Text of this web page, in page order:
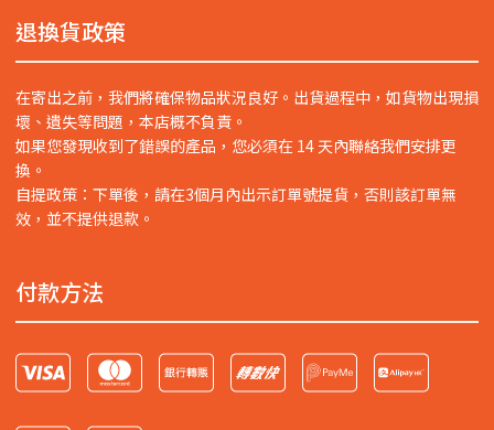
退換貨政策
在寄出之前，我們將確保物品狀況良好。出貨過程中，如貨物出現損
壞、遺失等問題，本店概不負責。
如果您發現收到了錯誤的產品，您必須在 14 天內聯絡我們安排更
換。
自提政策：下單後，請在3個月內出示訂單號提貨，否則該訂單無
效，並不提供退款。
付款方法